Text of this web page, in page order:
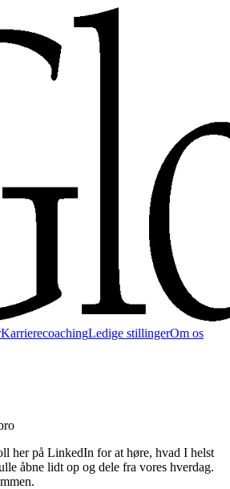
KarrierecoachingLedige stillingerOm os
her på LinkedIn for at høre, hvad I helst
åbne lidt op og dele fra vores hverdag.